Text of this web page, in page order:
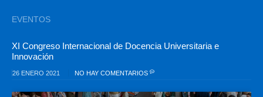
EVENTOS
XI Congreso Internacional de Docencia Universitaria e
Innovación
26 ENERO 2021 NO HAY COMENTARIOS